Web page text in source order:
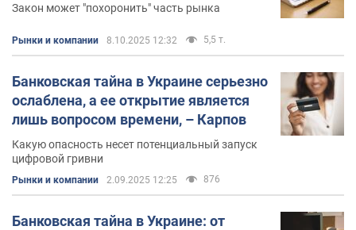
Закон может "похоронить" часть рынка
Рынки и компании 8.10.2025 12:32 5,5 т.
Банковская тайна в Украине серьезно
ослаблена, а ее открытие является
лишь вопросом времени, – Карпов
Какую опасность несет потенциальный запуск
цифровой гривни
Рынки и компании 2.09.2025 12:25 876
Банковская тайна в Украине: от